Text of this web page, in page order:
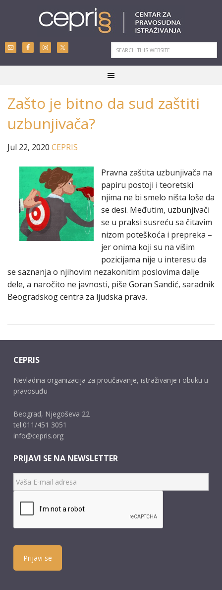
Zašto je bitno da sud zaštiti
uzbunjivača?
Jul 22, 2020 CEPRIS
Pravna zaštita uzbunjivača na
papiru postoji i teoretski
njima ne bi smelo ništa loše da
se desi. Međutim, uzbunjivači
se u praksi susreću sa čitavim
nizom poteškoća i prepreka –
jer onima koji su na višim
pozicijama nije u interesu da
se saznanja o njihovim nezakonitim poslovima dalje
dele, a naročito ne javnosti, piše Goran Sandić, saradnik
Beogradskog centra za ljudska prava.
CEPRIS
Nevladina organizacija za proučavanje, istraživanje i obuku u
pravosuđu
Beograd, Njegoševa 22
tel:011/451 3051
info@cepris.org
PRIJAVI SE NA NEWSLETTER
Prijavi se